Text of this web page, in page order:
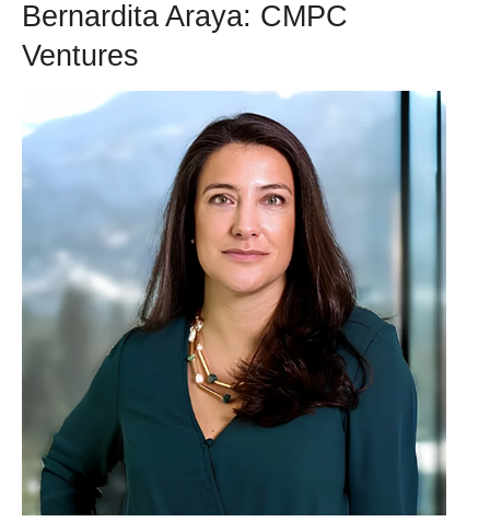
Bernardita Araya: CMPC
Ventures